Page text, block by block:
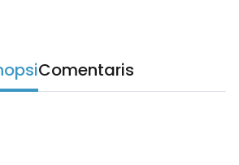
Comentaris